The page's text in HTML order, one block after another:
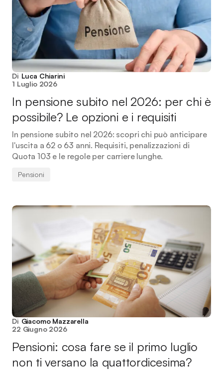
Di Luca Chiarini
1 Luglio 2026
In pensione subito nel 2026: per chi è
possibile? Le opzioni e i requisiti
In pensione subito nel 2026: scopri chi può anticipare
l'uscita a 62 o 63 anni. Requisiti, penalizzazioni di
Quota 103 e le regole per carriere lunghe.
Pensioni
Di Giacomo Mazzarella
22 Giugno 2026
Pensioni: cosa fare se il primo luglio
non ti versano la quattordicesima?